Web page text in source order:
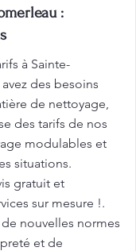
:
à Sainte-
des besoins
de nettoyage,
des tarifs de nos
modulables et
situations.
gratuit et
sur mesure !.
nouvelles normes
et de